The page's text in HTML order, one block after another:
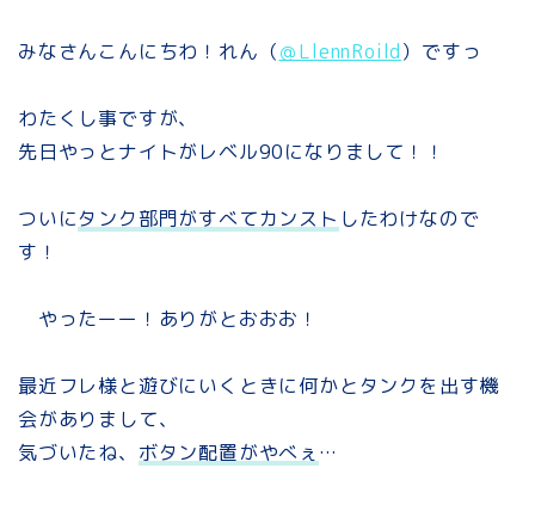
e
b
o
k
s
k
L
i
k
みなさんこんにちわ！れん（＠LlennRoild）ですっ
わたくし事ですが、
先日やっとナイトがレベル90になりまして！！
ついにタンク部門がすべてカンスト したわけなので
す！
やったーー！ありがとおおお！
最近フレ様と遊びにいくときに何かとタンクを出す機
会がありまして、
気づいたね、 ボタン配置がやべぇ …